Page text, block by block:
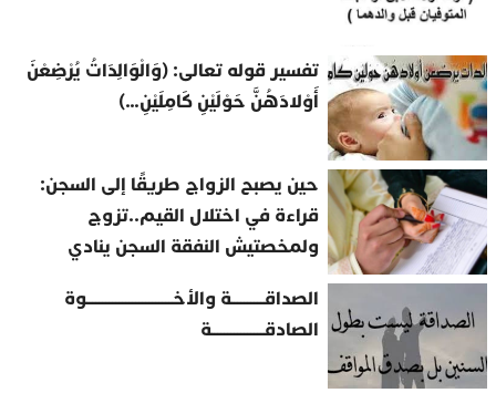
تفسير قوله تعالى: (وَالْوَالِدَاتُ يُرْضِعْنَ
أَوْلادَهُنَّ حَوْلَيْنِ كَامِلَيْنِ…)
حين يصبح الزواج طريقًا إلى السجن:
قراءة في اختلال القيم..تزوج
ولمخصتيش النفقة السجن ينادي
الصداقــــــــــة والأخــــــــــــــــــــــــــوة
الصادقــــــــــــــــة